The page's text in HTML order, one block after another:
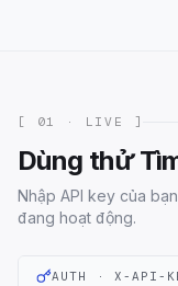
[ 01 · LIVE ]
Dùng thử
Nhập API key của
đang hoạt động.
AUTH · X-API-